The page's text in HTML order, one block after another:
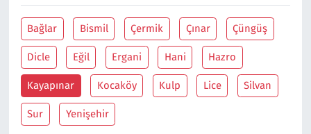
Bağlar Bismil Çermik Çınar Çüngüş
Dicle Eğil Ergani Hani Hazro
Kayapınar Kocaköy Kulp Lice Silvan
Sur Yenişehir